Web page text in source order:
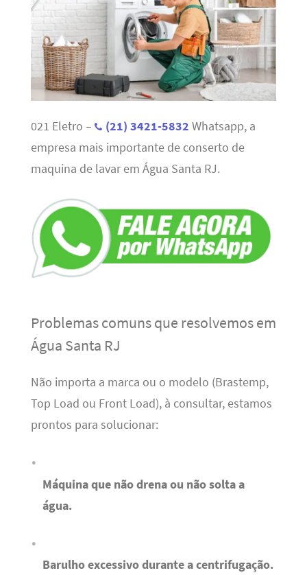
021 Eletro – (21) 3421-5832 Whatsapp, a
empresa mais importante de conserto de
maquina de lavar em Água Santa RJ.
Problemas comuns que resolvemos em
Água Santa RJ
Não importa a marca ou o modelo (Brastemp,
Top Load ou Front Load), à consultar, estamos
prontos para solucionar:
Máquina que não drena ou não solta a
água.
Barulho excessivo durante a centrifugação.